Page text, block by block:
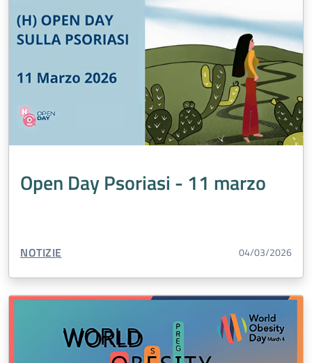
Open Day Psoriasi - 11 marzo
TIPO CONTENUTO:
NOTIZIE 04/03/2026